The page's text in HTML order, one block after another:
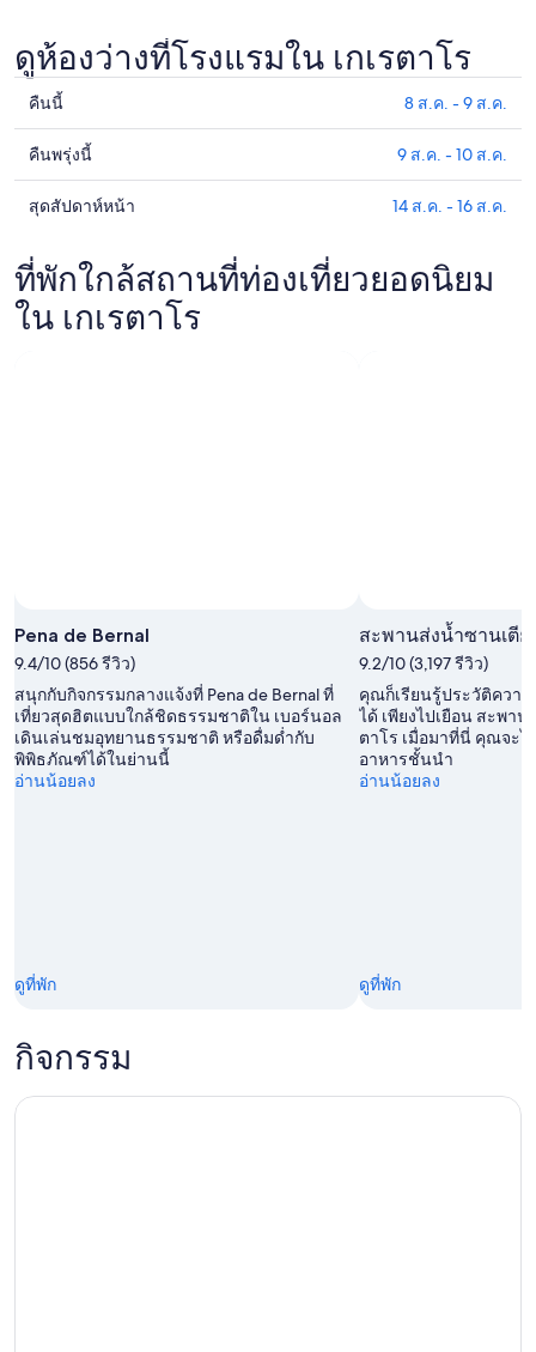
ดูห้องว่างที่โรงแรมใน เกเรตาโร
ดูรา
คา
ที่พัก
ใน
เกเร
ตาโร
สำหรับ
คืน
คืนนี้ 8 ส.ค. - 9 ส.ค.
ดูรา
คา
ที่พัก
เกเร
ตาโร
สำหรับ
คืนพรุ่งนี้ 9 ส.ค. - 10 ส.ค.
ดูรา
ที่พัก
ใน
เกเร
สุดสัปดาห์หน้า 14 ส.ค. - 16 ส.ค.
ที่พักใกล้สถานที่ท่องเที่ยวยอดนิยม
ใน เกเรตาโร
Pena de Bernal
9.4/10 (856 รีวิว)
สนุกกับกิจกรรมกลางแจ้งที่ Pena de Bernal ที่
เที่ยวสุดฮิตแบบใกล้ชิดธรรมชาติใน เบอร์นอล
เดินเล่นชมอุทยานธรรมชาติ หรือดื่มด่ำกับ
พิพิธภัณฑ์ได้ในย่านนี้
อ่านน้อยลง
ดูที่พัก
สะพานส่งน้ำซานเตีย
9.2/10 (3,197 รีวิว)
คุณก็เรียนรู้ประวัติความ
ได้ เพียงไปเยือน สะพาน
ตาโร เมื่อมาที่นี่ คุณจะ
อาหารชั้นนำ
อ่านน้อยลง
ดูที่พัก
กิจกรรม
เดส์เด เกเรตาโร: ซาน มิเกล เดอ อัลเลนเด, โดโลเรส และ อโต